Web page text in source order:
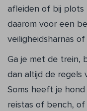
afleiden of bij plots
daarom voor een
veiligheidsharnas
Ga je met de trein,
dan altijd de regels
Soms heeft je
reistas of bench,